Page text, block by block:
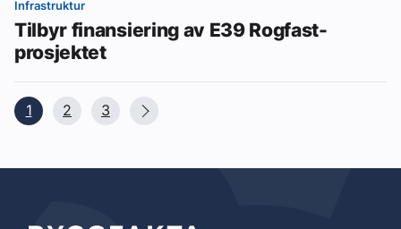
Infrastruktur
Tilbyr finansiering av E39 Rogfast-
prosjektet
1 2 3